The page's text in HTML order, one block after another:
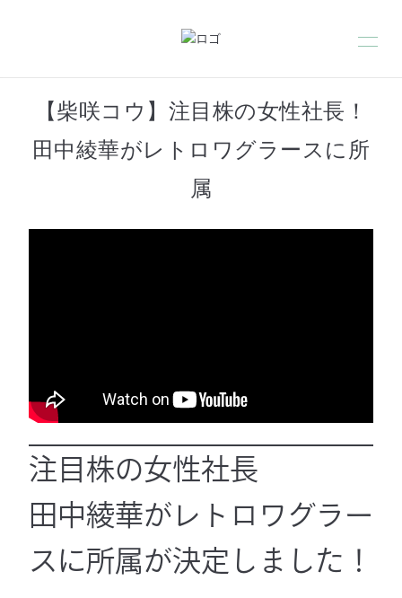
【柴咲コウ】注目株の女性社長！
田中綾華がレトロワグラースに所
属
注目株の女性社長
田中綾華がレトロワグラー
スに所属が決定しました！